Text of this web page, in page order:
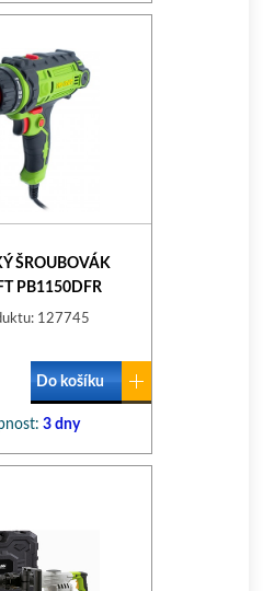
ŠROUBOVÁK
PB1150DFR
127745
Do košíku
3 dny